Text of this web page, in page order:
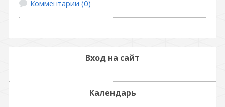
Комментарии (0)
Вход на сайт
Календарь